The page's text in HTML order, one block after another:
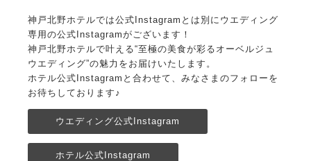
神戸北野ホテルでは公式Instagramとは別にウエディング
専用の公式Instagramがございます！
神戸北野ホテルで叶える“至極の美食が彩るオーベルジュ
ウエディング”の魅力をお届けいたします。
ホテル公式Instagramと合わせて、みなさまのフォローを
お待ちしております♪
ウエディング公式Instagram
ホテル公式Instagram